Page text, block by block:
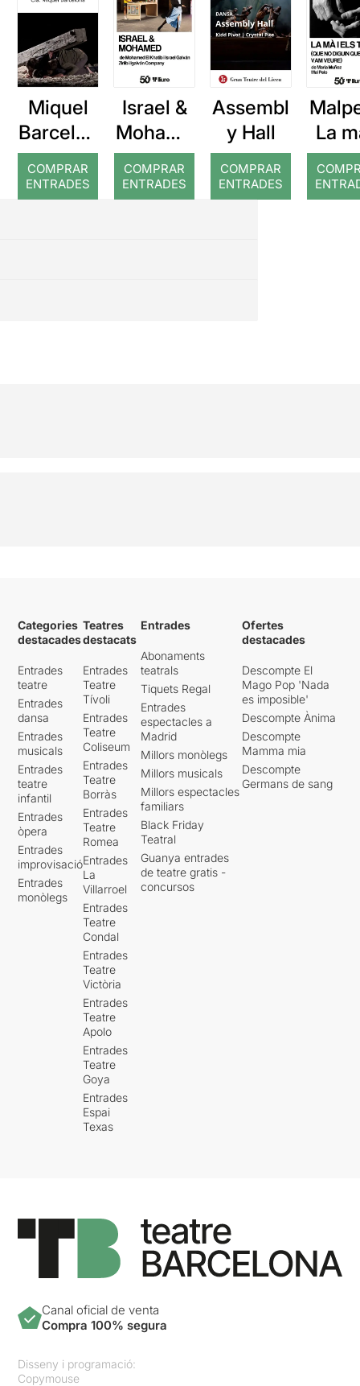
Miquel
Barcelon
a: Rojos
COMPRAR
ENTRADES
Israel &
Mohame
d
COMPRAR
ENTRADES
Assembl
y Hall
COMPRAR
ENTRADES
La
els
Que
Categories
destacades
Entrades
teatre
Entrades
dansa
Entrades
musicals
Entrades
teatre
infantil
Entrades
òpera
Entrades
improvisació
Entrades
monòlegs
Teatres
destacats
Entrades
Teatre
Tívoli
Entrades
Teatre
Coliseum
Entrades
Teatre
Borràs
Entrades
Teatre
Romea
Entrades
La
Villarroel
Entrades
Teatre
Condal
Entrades
Teatre
Victòria
Entrades
Teatre
Apolo
Entrades
Teatre
Goya
Entrades
Espai
Texas
Entrades
Abonaments
teatrals
Tiquets Regal
Entrades
espectacles a
Madrid
Millors monòlegs
Millors musicals
Millors espectacles
familiars
Black Friday
Teatral
Guanya entrades
de teatre gratis -
concursos
Ofertes
destacades
Descompte El
Mago Pop 'Nada
es imposible'
Descompte Ànima
Descompte
Mamma mia
Descompte
Germans de sang
Canal oficial de venta
Compra 100% segura
Disseny i programació:
Copymouse